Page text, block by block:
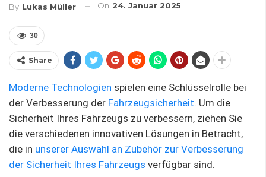
By Lukas Müller On 24. Januar 2025
30
Share
Moderne Technologien spielen eine Schlüsselrolle bei
der Verbesserung der Fahrzeugsicherheit. Um die
Sicherheit Ihres Fahrzeugs zu verbessern, ziehen Sie
die verschiedenen innovativen Lösungen in Betracht,
die in unserer Auswahl an Zubehör zur Verbesserung
der Sicherheit Ihres Fahrzeugs verfügbar sind.